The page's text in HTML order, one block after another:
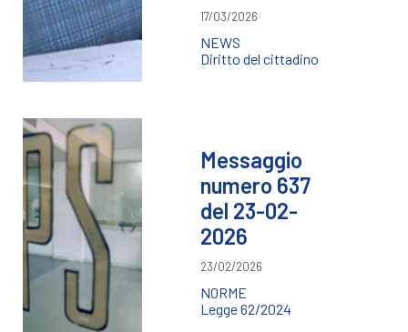
17/03/2026
NEWS
Diritto del cittadino
Messaggio
numero 637
del 23-02-
2026
23/02/2026
NORME
Legge 62/2024